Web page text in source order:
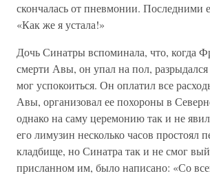
скончалась от пневмонии. Последними
«Как же я устала!»
Дочь Синатры вспоминала, что, когда
смерти Авы, он упал на пол,
мог успокоиться. Он оплатил все
Авы, организовал ее похороны в
однако на саму церемонию так и не
его лимузин несколько часов простоял
кладбище, но Синатра так и не смог
присланном им, было написано: «Со